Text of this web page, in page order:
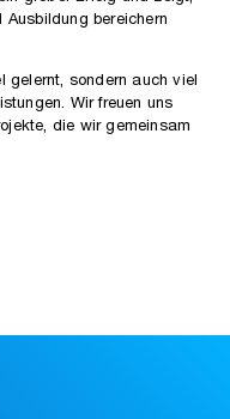
bereichern
gelernt, sondern auch viel
Wir freuen uns
die wir gemeinsam